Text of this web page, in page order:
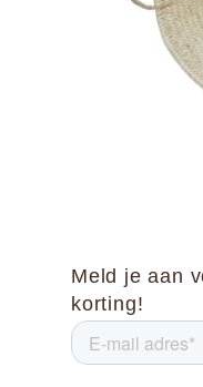
Meld je aan
korting!